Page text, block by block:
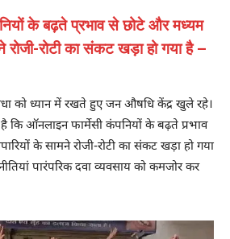
के बढ़ते प्रभाव से छोटे और मध्यम
रोजी-रोटी का संकट खड़ा हो गया है –
को ध्यान में रखते हुए जन औषधि केंद्र खुले रहे।
कि ऑनलाइन फार्मेसी कंपनियों के बढ़ते प्रभाव
के सामने रोजी-रोटी का संकट खड़ा हो गया
पारंपरिक दवा व्यवसाय को कमजोर कर